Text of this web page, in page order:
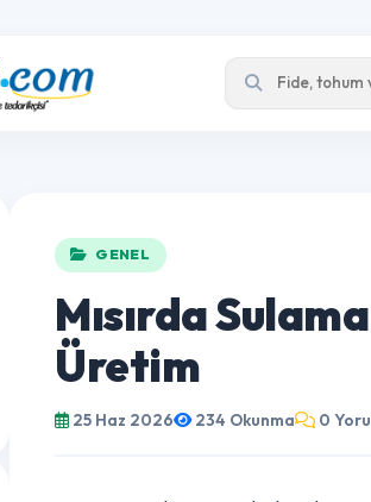
GENEL
Mısırda
Üretim